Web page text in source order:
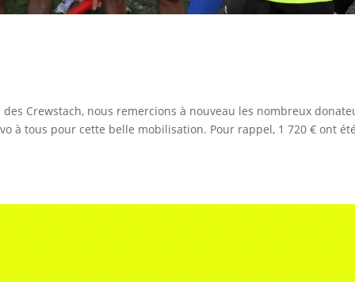
Crewstach, nous remercions à nouveau les nombreux
à tous pour cette belle mobilisation. Pour rappel, 1 720 € ont